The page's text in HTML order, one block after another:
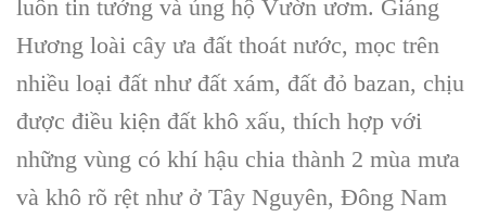
luôn tin tưởng và ủng hộ Vườn ươm. Giáng
Hương loài cây ưa đất thoát nước, mọc trên
nhiều loại đất như đất xám, đất đỏ bazan, chịu
được điều kiện đất khô xấu, thích hợp với
những vùng có khí hậu chia thành 2 mùa mưa
và khô rõ rệt như ở Tây Nguyên, Đông Nam